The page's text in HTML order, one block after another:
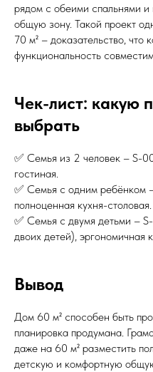
рядом с обеими спальнями и
общую зону. Такой проект
70 м² – доказательство, что
функциональность
Чек-лист: какую
выбрать
✅ Семья из 2 человек – S-
гостиная.
✅ Семья с одним ребёнком
полноценная кухня-столовая.
✅ Семья с двумя детьми –
двоих детей), эргономичная
Вывод
Дом 60 м² способен быть
планировка продумана.
даже на 60 м² разместить
детскую и комфортную